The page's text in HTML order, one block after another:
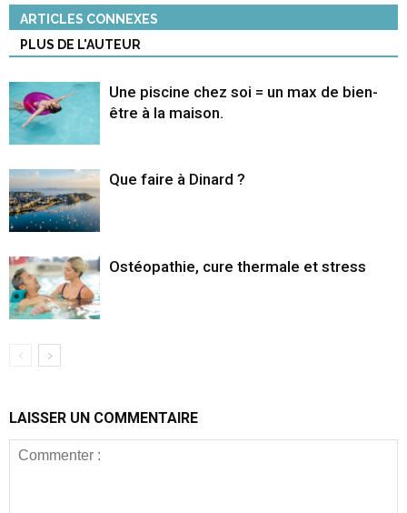
ARTICLES CONNEXES
PLUS DE L'AUTEUR
Une piscine chez soi = un max de bien-
être à la maison.
Que faire à Dinard ?
Ostéopathie, cure thermale et stress
LAISSER UN COMMENTAIRE